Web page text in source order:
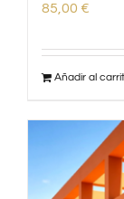
85,00 €
Añadir al